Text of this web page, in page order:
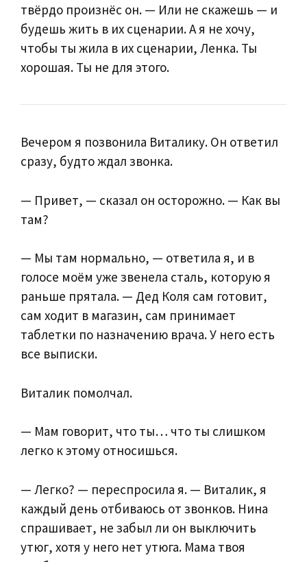
твёрдо произнёс он. — Или не скажешь — и
будешь жить в их сценарии. А я не хочу,
чтобы ты жила в их сценарии, Ленка. Ты
хорошая. Ты не для этого.
Вечером я позвонила Виталику. Он ответил
сразу, будто ждал звонка.
— Привет, — сказал он осторожно. — Как вы
там?
— Мы там нормально, — ответила я, и в
голосе моём уже звенела сталь, которую я
раньше прятала. — Дед Коля сам готовит,
сам ходит в магазин, сам принимает
таблетки по назначению врача. У него есть
все выписки.
Виталик помолчал.
— Мам говорит, что ты… что ты слишком
легко к этому относишься.
— Легко? — переспросила я. — Виталик, я
каждый день отбиваюсь от звонков. Нина
спрашивает, не забыл ли он выключить
утюг, хотя у него нет утюга. Мама твоя